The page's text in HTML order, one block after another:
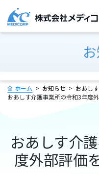
ホーム お知らせ
おあし
おあしす介護事業所の令和3年度
おあしす介
度外部評価